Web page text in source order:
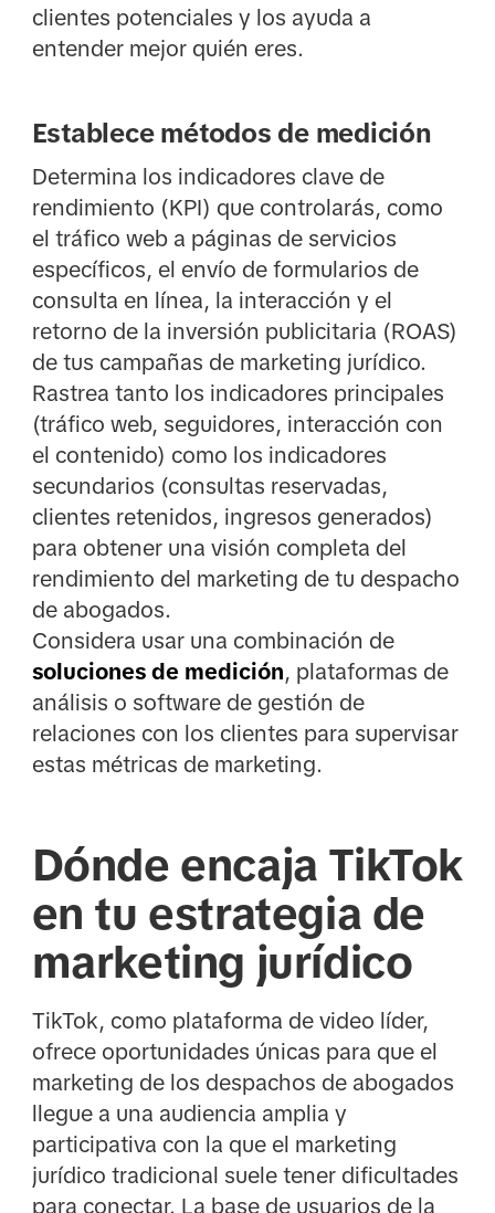
clientes potenciales y los ayuda a
entender mejor quién eres.
Establece métodos de medición
Determina los indicadores clave de
rendimiento (KPI) que controlarás, como
el tráfico web a páginas de servicios
específicos, el envío de formularios de
consulta en línea, la interacción y el
retorno de la inversión publicitaria (ROAS)
de tus campañas de marketing jurídico.
Rastrea tanto los indicadores principales
(tráfico web, seguidores, interacción con
el contenido) como los indicadores
secundarios (consultas reservadas,
clientes retenidos, ingresos generados)
para obtener una visión completa del
rendimiento del marketing de tu despacho
de abogados.
Considera usar una combinación de
soluciones de medición, plataformas de
análisis o software de gestión de
relaciones con los clientes para supervisar
estas métricas de marketing.
Dónde encaja TikTok
en tu estrategia de
marketing jurídico
TikTok, como plataforma de video líder,
ofrece oportunidades únicas para que el
marketing de los despachos de abogados
llegue a una audiencia amplia y
participativa con la que el marketing
jurídico tradicional suele tener dificultades
para conectar. La base de usuarios de la